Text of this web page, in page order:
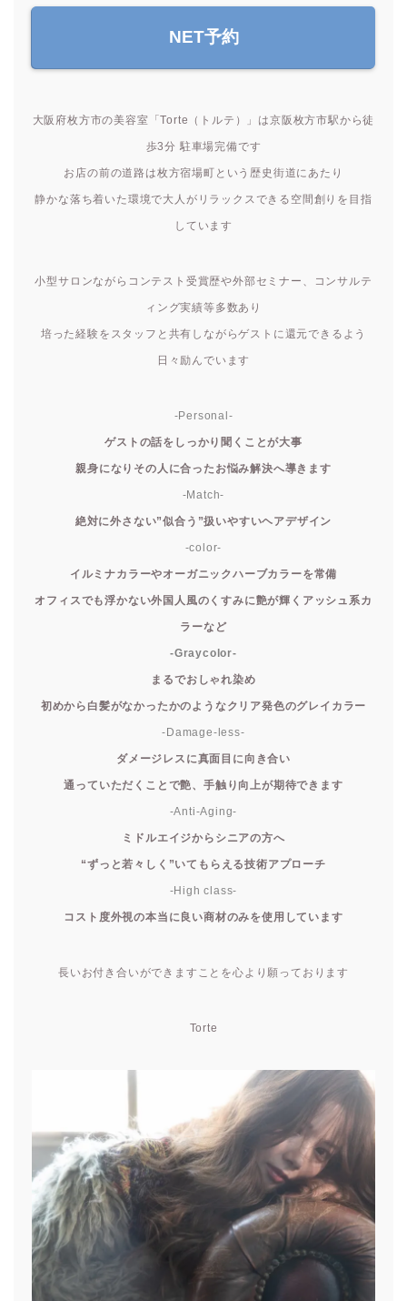
NET予約
大阪府枚方市の美容室「Torte（トルテ）」は京阪枚方市駅から徒
歩3分 駐車場完備です
お店の前の道路は枚方宿場町という歴史街道にあたり
静かな落ち着いた環境で大人がリラックスできる空間創りを目指
しています
小型サロンながらコンテスト受賞歴や外部セミナー、コンサルテ
ィング実績等多数あり
培った経験をスタッフと共有しながらゲストに還元できるよう
日々励んでいます
-Personal-
ゲストの話をしっかり聞くことが大事
親身になりその人に合ったお悩み解決へ導きます
-Match-
絶対に外さない”似合う”扱いやすいヘアデザイン
-color-
イルミナカラーやオーガニックハーブカラーを常備
オフィスでも浮かない外国人風のくすみに艶が輝くアッシュ系カ
ラーなど
-Graycolor-
まるでおしゃれ染め
初めから白髪がなかったかのようなクリア発色のグレイカラー
-Damage-less-
ダメージレスに真面目に向き合い
通っていただくことで艶、手触り向上が期待できます
-Anti-Aging-
ミドルエイジからシニアの方へ
“ずっと若々しく”いてもらえる技術アプローチ
-High class-
コスト度外視の本当に良い商材のみを使用しています
長いお付き合いができますことを心より願っております
Torte